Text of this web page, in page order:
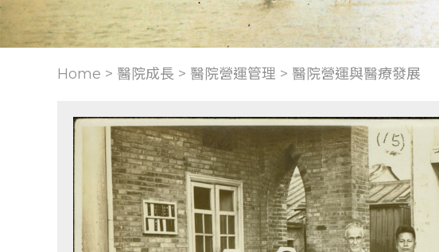
Home > 醫院成長 > 醫院營運管理 > 醫院營運與醫療發展